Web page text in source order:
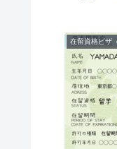
在留資格ビザ